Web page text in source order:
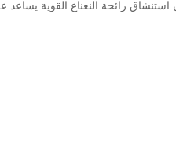
رائحة النعناع القوية يساعد